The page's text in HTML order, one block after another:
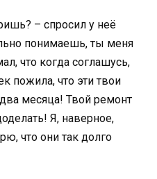
– спросил у неё
понимаешь, ты меня
что когда соглашусь,
пожила, что эти твои
месяца! Твой ремонт
Я, наверное,
что они так долго